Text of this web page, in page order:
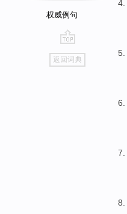
权威例句
go
top
返回词典